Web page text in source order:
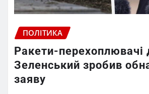
ПОЛІТИКА
Ракети-перехоплювачі
Зеленський зробив
заяву